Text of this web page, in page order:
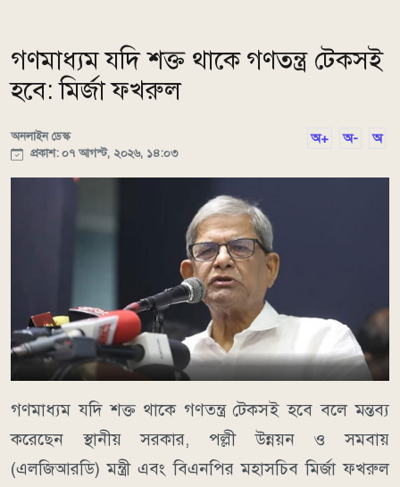
গণমাধ্যম যদি শক্ত থাকে গণতন্ত্র টেকসই
হবে: মির্জা ফখরুল
অনলাইন ডেস্ক
প্রকাশ: ০৭ আগস্ট, ২০২৬, ১৪:০৩
অ+ অ- অ
গণমাধ্যম যদি শক্ত থাকে গণতন্ত্র টেকসই হবে বলে মন্তব্য
করেছেন স্থানীয় সরকার, পল্লী উন্নয়ন ও সমবায়
(এলজিআরডি) মন্ত্রী এবং বিএনপির মহাসচিব মির্জা ফখরুল